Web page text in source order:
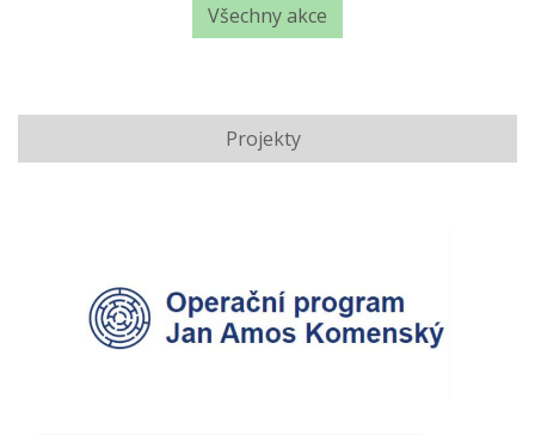
Všechny akce
Projekty